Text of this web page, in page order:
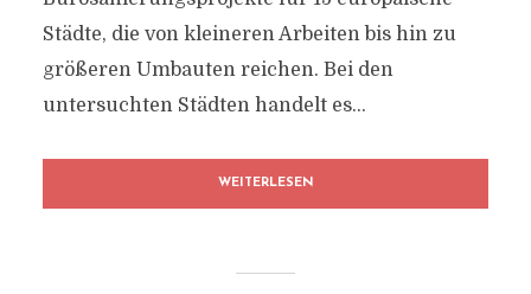
Städte, die von kleineren Arbeiten bis hin zu
größeren Umbauten reichen. Bei den
untersuchten Städten handelt es...
WEITERLESEN